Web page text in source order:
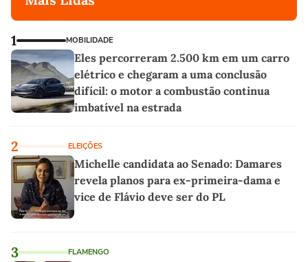
1 MOBILIDADE
Eles percorreram 2.500 km em um carro
elétrico e chegaram a uma conclusão
difícil: o motor a combustão continua
imbatível na estrada
2 ELEIÇÕES
Michelle candidata ao Senado: Damares
revela planos para ex-primeira-dama e
vice de Flávio deve ser do PL
3 FLAMENGO